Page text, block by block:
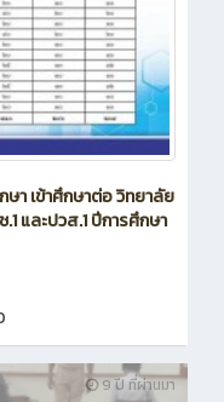
ษา เข้าศึกษาต่อ วิทยาลัย
และปวส.1 ปีการศึกษา
9 ปี ที่ผ่านมา